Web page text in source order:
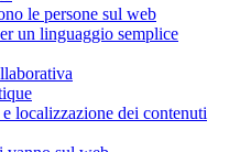
le persone sul web
un linguaggio semplice
localizzazione dei contenuti